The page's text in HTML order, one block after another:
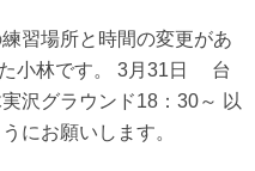
習場所と時間の変更があ
小林です。 3月31日 台
グラウンド18：30～ 以
にお願いします。